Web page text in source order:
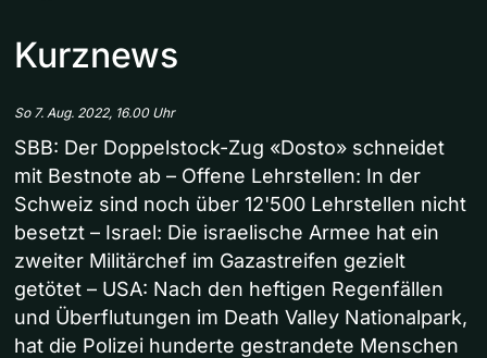
Kurznews
So 7. Aug. 2022, 16.00 Uhr
SBB: Der Doppelstock-Zug «Dosto» schneidet
mit Bestnote ab – Offene Lehrstellen: In der
Schweiz sind noch über 12'500 Lehrstellen nicht
besetzt – Israel: Die israelische Armee hat ein
zweiter Militärchef im Gazastreifen gezielt
getötet – USA: Nach den heftigen Regenfällen
und Überflutungen im Death Valley Nationalpark,
hat die Polizei hunderte gestrandete Menschen